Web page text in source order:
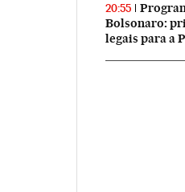
20:55
Bolsonaro:
legais para a